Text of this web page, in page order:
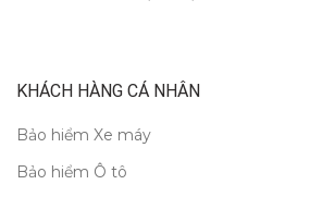
KHÁCH HÀNG CÁ NHÂN
Bảo hiểm Xe máy
Bảo hiểm Ô tô